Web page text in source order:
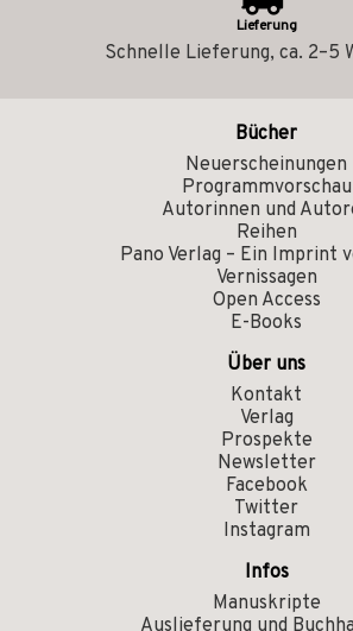
Lieferung
Schnelle Lieferung, ca. 2–5
Bücher
Neuerscheinungen
Programmvorschau
Autorinnen und
Reihen
Pano Verlag – Ein Imprint
Vernissagen
Open Access
E-Books
Über uns
Kontakt
Verlag
Prospekte
Newsletter
Facebook
Twitter
Instagram
Infos
Manuskripte
Auslieferung und